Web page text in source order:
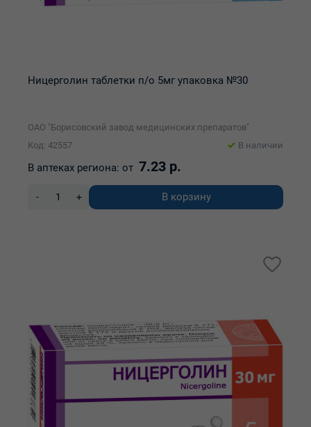
Ницерголин таблетки п/о 5мг упаковка №30
ОАО "Борисовский завод медицинских препаратов"
Код: 42557
В наличии
В аптеках региона: от 7.23 р.
- + В корзину